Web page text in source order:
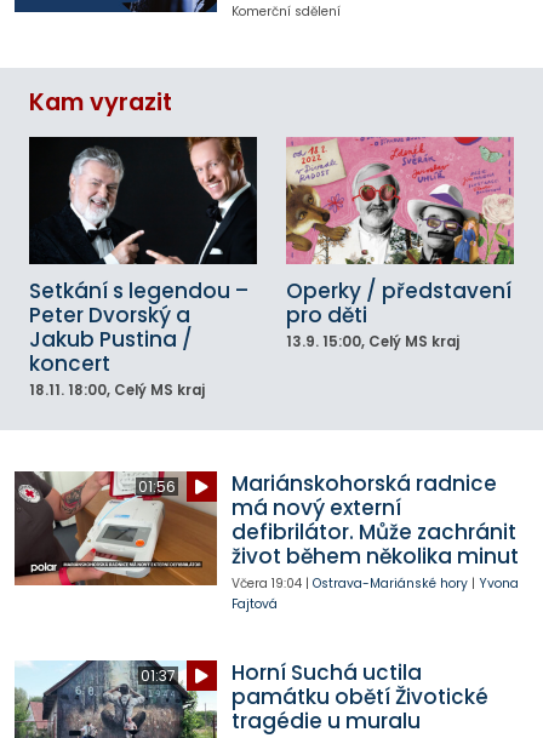
Komerční sdělení
Kam vyrazit
Setkání s legendou –
Peter Dvorský a
Jakub Pustina /
koncert
18.11. 18:00, Celý MS kraj
Operky / představení
pro děti
13.9. 15:00, Celý MS kraj
01:56
Mariánskohorská radnice
má nový externí
defibrilátor. Může zachránit
život během několika minut
Včera 19:04| Ostrava-Mariánské hory| Yvona
Fajtová
01:37
Horní Suchá uctila
památku obětí Životické
tragédie u muralu